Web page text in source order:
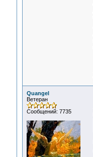
Quangel
Ветеран
Сообщений: 7735